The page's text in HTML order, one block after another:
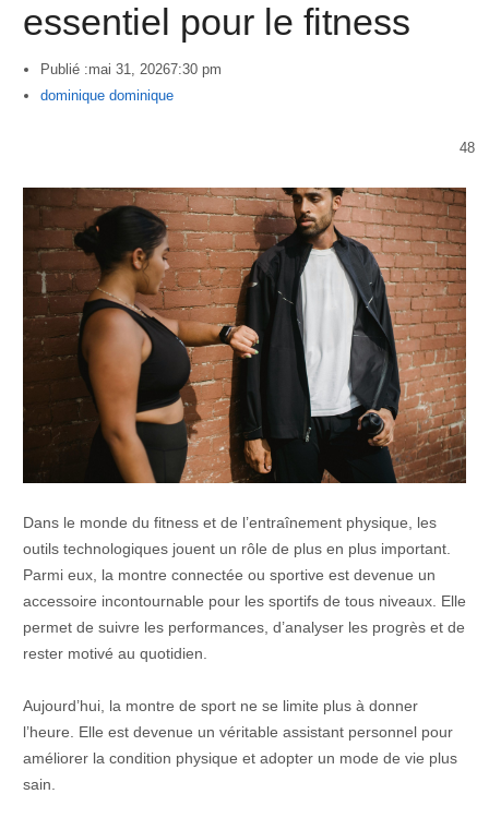
essentiel pour le fitness
Publié :mai 31, 20267:30 pm
Author
dominique dominique
48
Dans le monde du fitness et de l’entraînement physique, les
outils technologiques jouent un rôle de plus en plus important.
Parmi eux, la montre connectée ou sportive est devenue un
accessoire incontournable pour les sportifs de tous niveaux. Elle
permet de suivre les performances, d’analyser les progrès et de
rester motivé au quotidien.
Aujourd’hui, la montre de sport ne se limite plus à donner
l’heure. Elle est devenue un véritable assistant personnel pour
améliorer la condition physique et adopter un mode de vie plus
sain.